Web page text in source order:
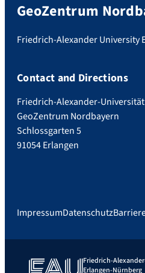
GeoZentrum
Friedrich-Alexander University
Contact and Directions
Friedrich-Alexander-Universität
GeoZentrum Nordbayern
Schlossgarten 5
91054 Erlangen
ImpressumDatenschutz
Friedrich-
Erlangen-Nürnberg